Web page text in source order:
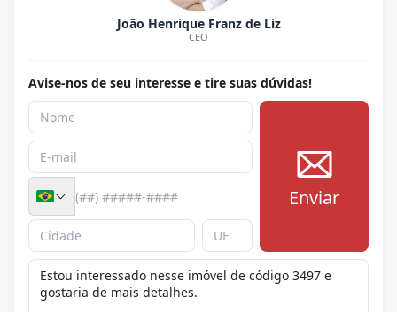
João Henrique Franz de Liz
CEO
Avise-nos de seu interesse e tire suas dúvidas!
Enviar